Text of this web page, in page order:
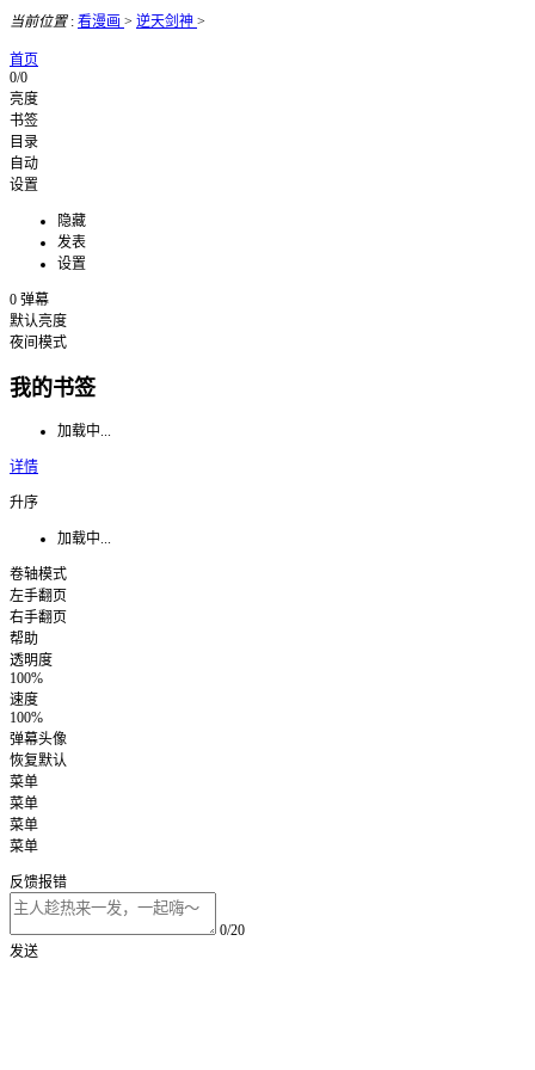
当前位置: 看漫画 > 逆天剑神 >
首页
0/0
亮度
书签
目录
自动
设置
隐藏
发表
设置
0 弹幕
默认亮度
夜间模式
我的书签
加载中...
详情
升序
加载中...
卷轴模式
左手翻页
右手翻页
帮助
透明度
100%
速度
100%
弹幕头像
恢复默认
菜单
菜单
菜单
菜单
反馈报错
0/20
发送